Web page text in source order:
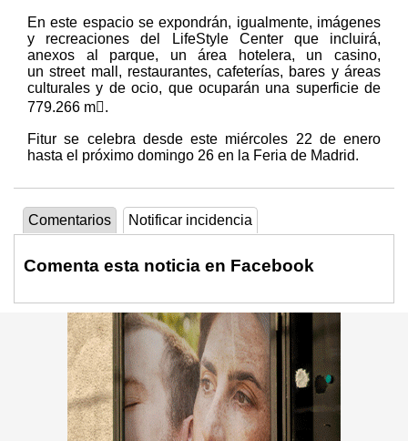
En este espacio se expondrán, igualmente, imágenes
y recreaciones del LifeStyle Center que incluirá,
anexos al parque, un área hotelera, un casino,
un street mall, restaurantes, cafeterías, bares y áreas
culturales y de ocio, que ocuparán una superficie de
779.266 m.
Fitur se celebra desde este miércoles 22 de enero
hasta el próximo domingo 26 en la Feria de Madrid.
Comentarios Notificar incidencia
Comenta esta noticia en Facebook